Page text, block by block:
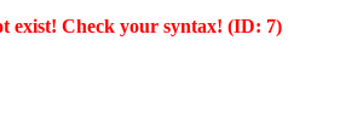
exist! Check your syntax! (ID: 7)